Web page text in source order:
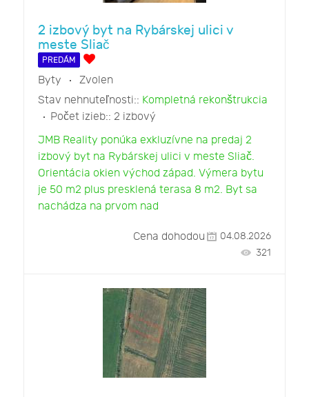
2 izbový byt na Rybárskej ulici v
meste Sliač
PREDÁM
Byty
Zvolen
Stav nehnuteľnosti:: Kompletná rekonštrukcia
Počet izieb:: 2 izbový
JMB Reality ponúka exkluzívne na predaj 2
izbový byt na Rybárskej ulici v meste Sliač.
Orientácia okien východ západ. Výmera bytu
je 50 m2 plus presklená terasa 8 m2. Byt sa
nachádza na prvom nad
Cena dohodou
04.08.2026
321